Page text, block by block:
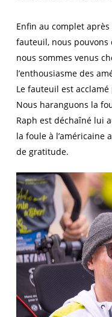
Enfin au complet
fauteuil, nous pouvons
nous sommes venus
l’enthousiasme des
Le fauteuil est
Nous haranguons la
Raph est déchaîné lui
la foule à l’américaine
de gratitude.